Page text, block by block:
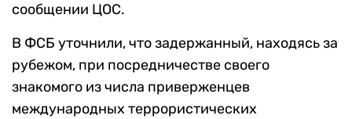
сообщении ЦОС.
В ФСБ уточнили, что задержанный, находясь за
рубежом, при посредничестве своего
знакомого из числа приверженцев
международных террористических